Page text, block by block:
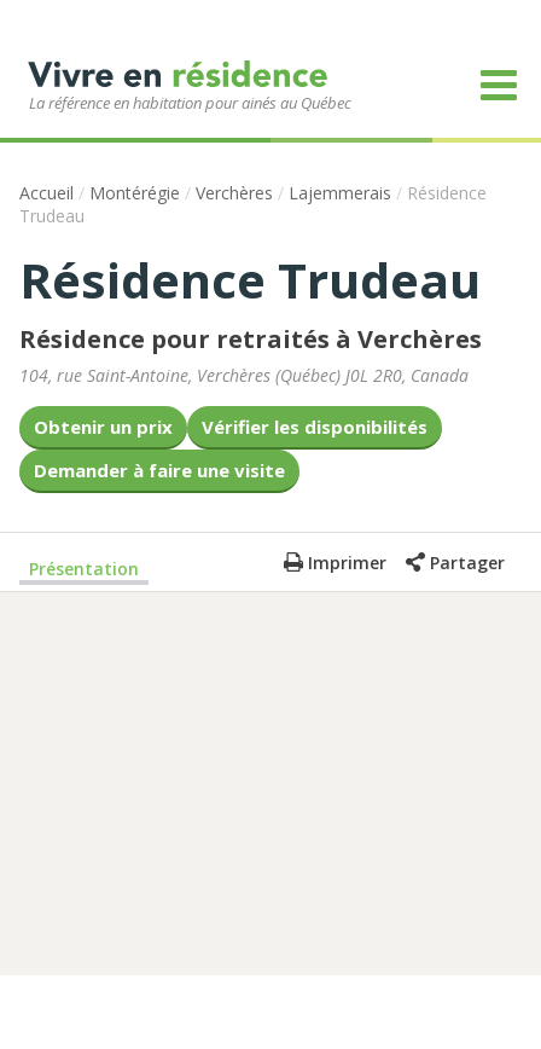
La référence en habitation pour ainés au Québec
Accueil / Montérégie / Verchères / Lajemmerais / Résidence
Trudeau
Résidence Trudeau
Résidence pour retraités à Verchères
104, rue Saint-Antoine, Verchères (Québec) J0L 2R0, Canada
Obtenir un prix
Vérifier les disponibilités
Demander à faire une visite
Présentation Imprimer Partager